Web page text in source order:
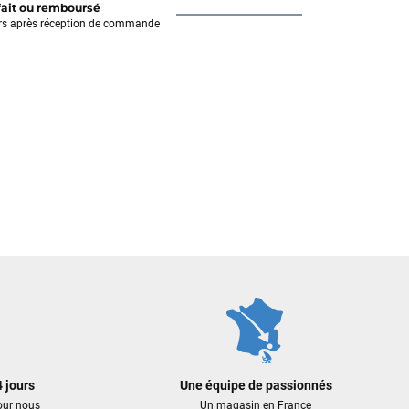
ou remboursé
après réception de commande
jours
nous
Une équipe de passionnés
Un magasin en France